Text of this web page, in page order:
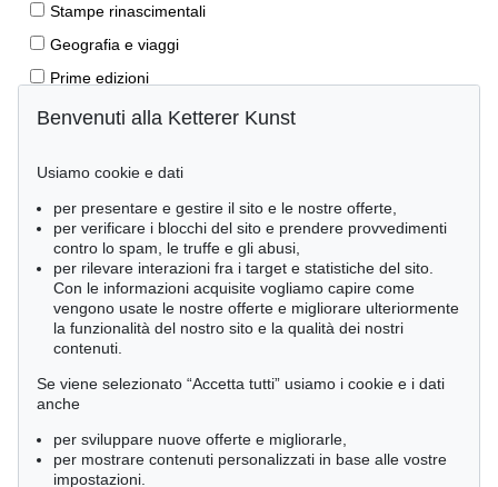
Stampe rinascimentali
Geografia e viaggi
Prime edizioni
Manoscritti antichi
Libri per bambini
Lifestyle
Pietre miliari delle scienze naturali
Letteratura classica
Economia e diritto
Meraviglie della natura
Cimelia
Ordine:
Benvenuti alla Ketterer Kunst
Usiamo cookie e dati
per presentare e gestire il sito e le nostre offerte,
per verificare i blocchi del sito e prendere provvedimenti
contro lo spam, le truffe e gli abusi,
per rilevare interazioni fra i target e statistiche del sito.
Con le informazioni acquisite vogliamo capire come
vengono usate le nostre offerte e migliorare ulteriormente
la funzionalità del nostro sito e la qualità dei nostri
contenuti.
Se viene selezionato “Accetta tutti” usiamo i cookie e i dati
anche
per sviluppare nuove offerte e migliorarle,
per mostrare contenuti personalizzati in base alle vostre
impostazioni.